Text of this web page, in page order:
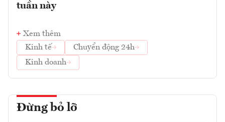
tuần này
Xem thêm
Kinh tế
Chuyển động 24h
Kinh doanh
Đừng bỏ lỡ